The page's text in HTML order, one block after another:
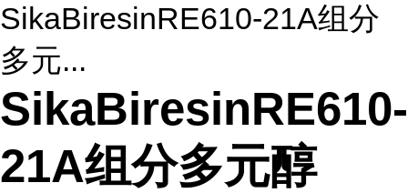
SikaBiresinRE610-21A组分
多元...
SikaBiresinRE610-
21A组分多元醇